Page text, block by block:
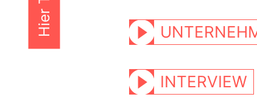
Navigation überspringen
INTERVIEW